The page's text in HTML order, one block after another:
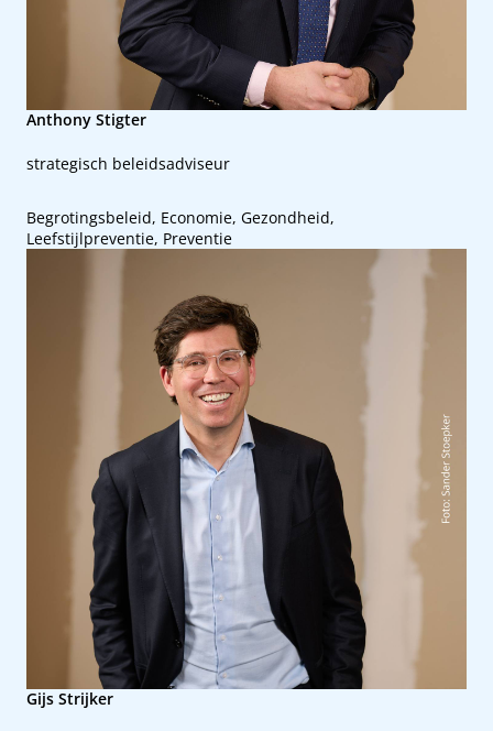
strategisch beleidsadviseur
Anthony Stigter
Begrotingsbeleid, Economie, Gezondheid,
Leefstijlpreventie, Preventie
Gijs Strijker